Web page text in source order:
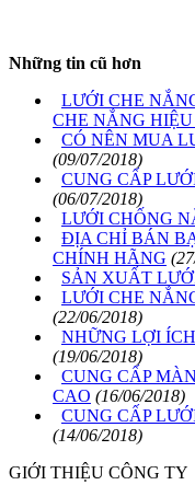
Những tin cũ hơn
LƯỚI CHE
CHE NẮNG
CÓ NÊN MUA
(09/07/2018)
CUNG CẤP
(06/07/2018)
LƯỚI CHỐNG
ĐỊA CHỈ BÁN
CHÍNH HÃNG
SẢN XUẤT
LƯỚI CHE
(22/06/2018)
NHỮNG LỢI
(19/06/2018)
CUNG CẤP
CAO (16/06/2018)
CUNG CẤP
(14/06/2018)
GIỚI THIỆU CÔNG TY